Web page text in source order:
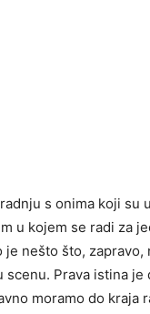
s onima koji
u kojem se radi za
nešto što,
Prava istina
moramo do